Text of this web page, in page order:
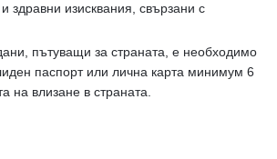
здравни изисквания, свързани с
пътуващи за страната, е необходимо
паспорт или лична карта минимум 6
на влизане в страната.